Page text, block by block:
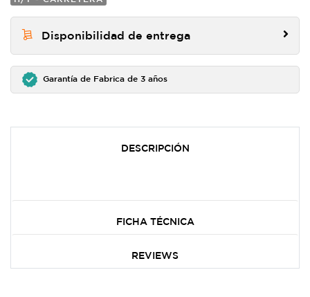
Disponibilidad de entrega
Garantía de Fabrica de 3 años
DESCRIPCIÓN
FICHA TÉCNICA
REVIEWS